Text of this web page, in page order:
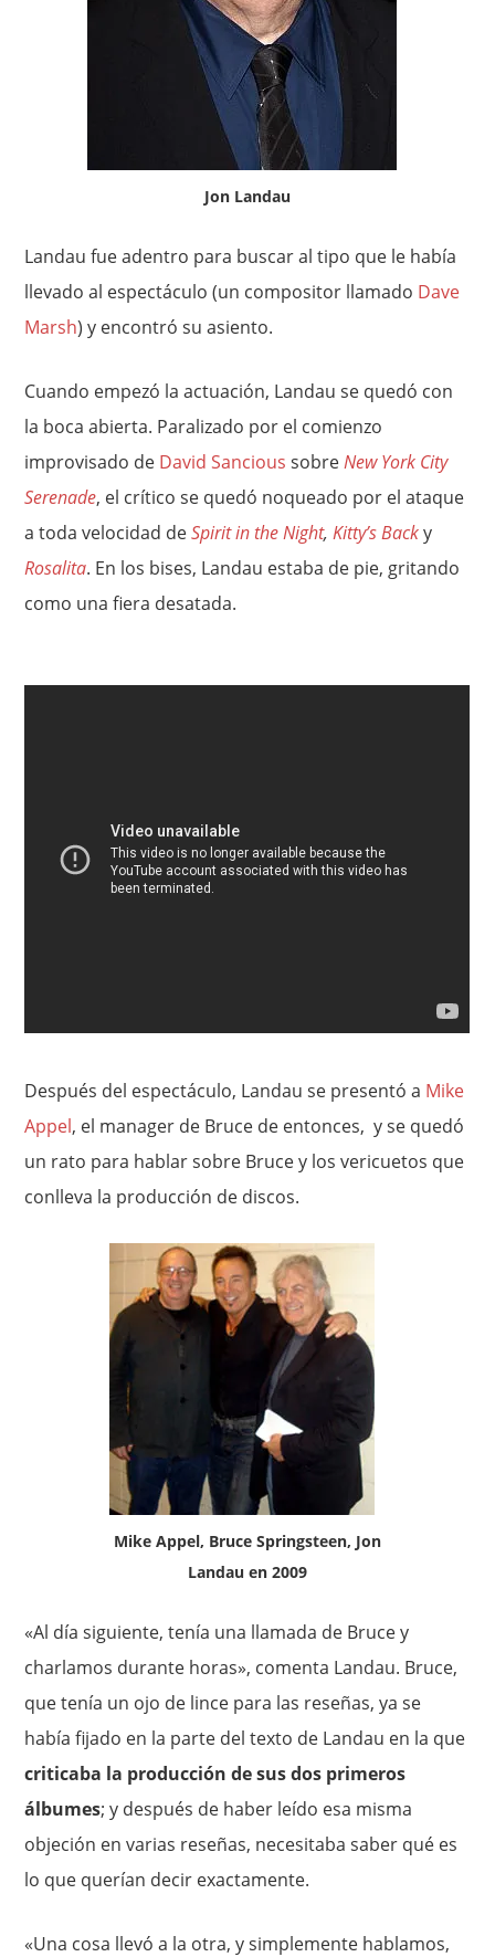
Jon Landau
Landau fue adentro para buscar al tipo que le había
llevado al espectáculo (un compositor llamado Dave
Marsh) y encontró su asiento.
Cuando empezó la actuación, Landau se quedó con
la boca abierta. Paralizado por el comienzo
improvisado de David Sancious sobreNew York City
Serenade, el crítico se quedó noqueado por el ataque
a toda velocidad deSpirit in the Night,Kitty’s Backy
Rosalita. En los bises, Landau estaba de pie, gritando
como una fiera desatada.
Después del espectáculo, Landau se presentó a Mike
Appel, el manager de Bruce de entonces, y se quedó
un rato para hablar sobre Bruce y los vericuetos que
conlleva la producción de discos.
Mike Appel, Bruce Springsteen, Jon
Landau en 2009
«Al día siguiente, tenía una llamada de Bruce y
charlamos durante horas», comenta Landau. Bruce,
que tenía un ojo de lince para las reseñas, ya se
había fijado en la parte del texto de Landau en la que
criticaba la producción de sus dos primeros
álbumes; y después de haber leído esa misma
objeción en varias reseñas, necesitaba saber qué es
lo que querían decir exactamente.
«Una cosa llevó a la otra, y simplemente hablamos,